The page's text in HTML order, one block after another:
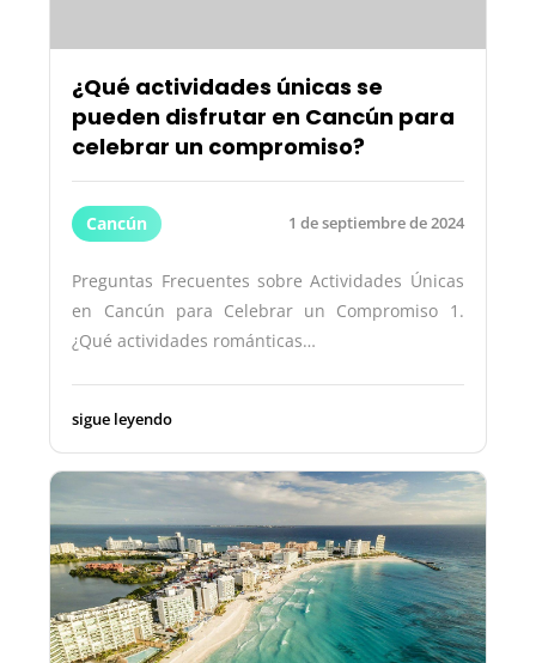
¿Qué actividades únicas se
pueden disfrutar en Cancún para
celebrar un compromiso?
Cancún 1 de septiembre de 2024
Preguntas Frecuentes sobre Actividades Únicas
en Cancún para Celebrar un Compromiso 1.
¿Qué actividades románticas…
sigue leyendo